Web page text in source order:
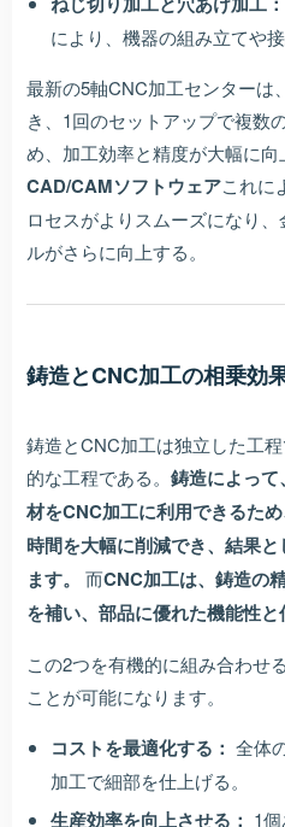
により、機器の組み立てや接
最新の5軸CNC加工センターは
き、1回のセットアップで複数
め、加工効率と精度が大幅に
CAD/CAMソフトウェアこれに
ロセスがよりスムーズになり
ルがさらに向上する。
鋳造とCNC加工の相乗効
鋳造とCNC加工は独立した工
的な工程である。 鋳造によって
材をCNC加工に利用できるた
時間を大幅に削減でき、結果
ます。
而CNC加工は、鋳造の
を補い、部品に優れた機能性と
この2つを有機的に組み合わせ
ことが可能になります。
コストを最適化する： 全体
加工で細部を仕上げる。
生産効率を向上させる： 1